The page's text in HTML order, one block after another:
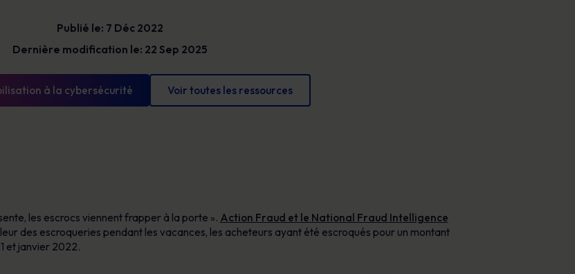
réduire votre exposition et démontrer des
progrès mesurables.
Les définitions de la cybersécurité que vous
devez connaître
Publié le: 7 Déc 2022
Dernière modification le: 22 Sep 2025
à la cybersécurité Voir toutes les ressources
les escrocs viennent frapper à la porte ». Action Fraud et le National Fraud Intelligence
des escroqueries pendant les vacances, les acheteurs ayant été escroqués pour un montant
et janvier 2022.